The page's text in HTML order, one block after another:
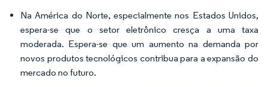
Na América do Norte, especialmente nos Estados Unidos,
espera-se que o setor eletrônico cresça a uma taxa
moderada. Espera-se que um aumento na demanda por
novos produtos tecnológicos contribua para a expansão do
mercado no futuro.